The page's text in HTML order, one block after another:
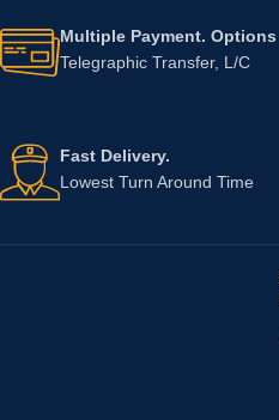
Multiple Payment. Options
Telegraphic Transfer, L/C
Fast Delivery.
Lowest Turn Around Time